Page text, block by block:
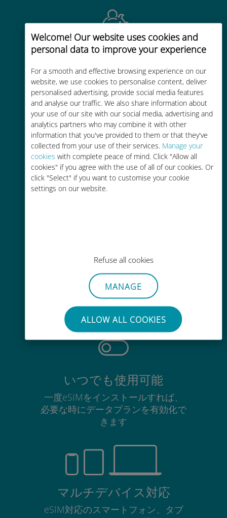
Welcome! Our website uses cookies and
personal data to improve your experience
For a smooth and effective browsing experience on our
website, we use cookies to personalise content, deliver
personalised advertising, provide social media features
and analyse our traffic. We also share information about
your use of our site with our social media, advertising and
analytics partners who may combine it with other
information that you've provided to them or that they've
collected from your use of their services. Manage your
cookies with complete peace of mind. Click "Allow all
cookies" if you agree with the use of all of our cookies. Or
click "Select" if you want to customise your cookie
settings on our website.
Refuse all cookies
MANAGE
ALLOW ALL COOKIES
コストパフォーマンス
お客様が普段お使いのキャリアでロ
ーミングサービスを使った場合に比
べて最大で90％の節約が可能です。
かんたん追加購入
Wi-Fiやデータ残量がなくても、
Ubigiアプリでデータの追加購入が
手間いらず
使用中のSIMカードを抜き差しする
必要はありません
いつでも使用可能
一度eSIMをインストールすれば、
必要な時にデータプランを有効化で
きます
マルチデバイス対応
eSIM対応のスマートフォン、タブ